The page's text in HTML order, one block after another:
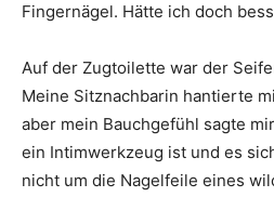
Fingernägel. Hätte ich doch
Auf der Zugtoilette war der
Meine Sitznachbarin hantierte
aber mein Bauchgefühl sagte
ein Intimwerkzeug ist und es
nicht um die Nagelfeile eines